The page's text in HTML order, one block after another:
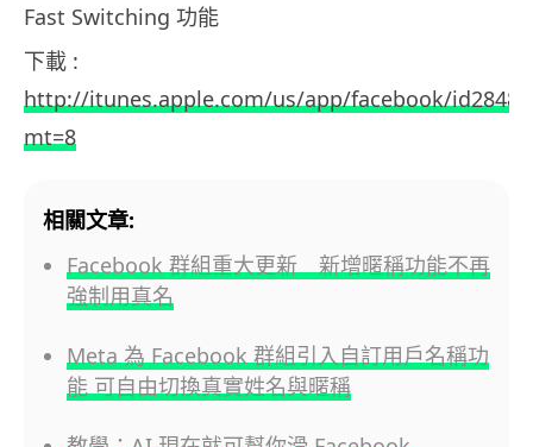
Fast Switching 功能
下載 :
http://itunes.apple.com/us/app/facebook/
mt=8
相關文章:
Facebook 群組重大更新 新增暱稱功能不再
強制用真名
Meta 為 Facebook 群組引入自訂用戶名稱功
能 可自由切換真實姓名與暱稱